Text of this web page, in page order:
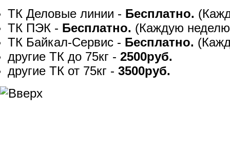
ТК Деловые линии - Бесплатно.
ТК ПЭК - Бесплатно. (Каждую
ТК Байкал-Сервис - Бесплатно.
другие ТК до 75кг - 2500руб.
другие ТК от 75кг - 3500руб.